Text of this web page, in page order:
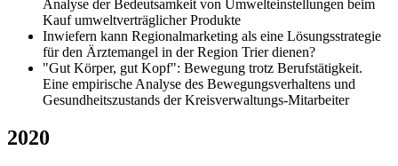
Analyse der Bedeutsamkeit von Umwelteinstellungen beim
Kauf umweltverträglicher Produkte
Inwiefern kann Regionalmarketing als eine Lösungsstrategie
für den Ärztemangel in der Region Trier dienen?
"Gut Körper, gut Kopf": Bewegung trotz Berufstätigkeit.
Eine empirische Analyse des Bewegungsverhaltens und
Gesundheitszustands der Kreisverwaltungs-Mitarbeiter
2020